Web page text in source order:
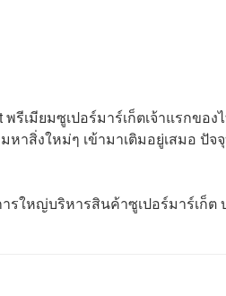
รีเมียมซูเปอร์มาร์เก็ตเจ้าแรกขอ
าสิ่งใหม่ๆ เข้ามาเติมอยู่เสมอ ปัจ
รใหญ่บริหารสินค้าซูเปอร์มาร์เก็ต